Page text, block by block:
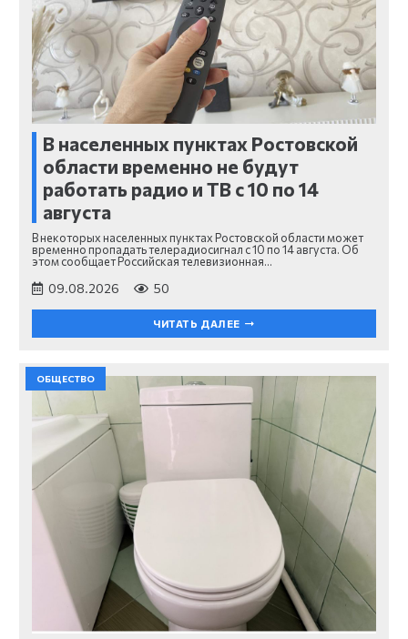
В населенных пунктах Ростовской
области временно не будут
работать радио и ТВ с 10 по 14
августа
В некоторых населенных пунктах Ростовской области может
временно пропадать телерадиосигнал с 10 по 14 августа. Об
этом сообщает Российская телевизионная…
09.08.2026 50
ЧИТАТЬ ДАЛЕЕ
ОБЩЕСТВО